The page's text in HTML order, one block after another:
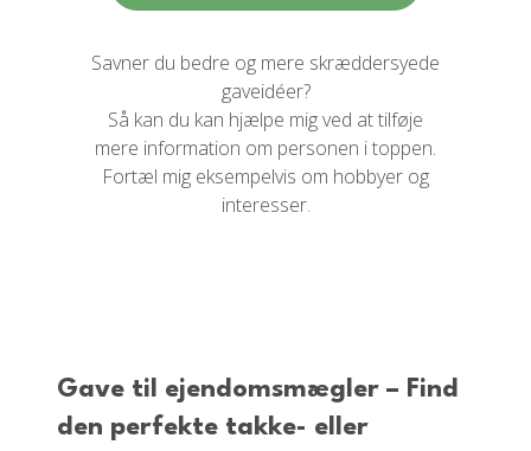
Savner du bedre og mere skræddersyede
gaveidéer?
Så kan du kan hjælpe mig ved at tilføje
mere information om personen i toppen.
Fortæl mig eksempelvis om hobbyer og
interesser.
Gave til ejendomsmægler – Find
den perfekte takke- eller